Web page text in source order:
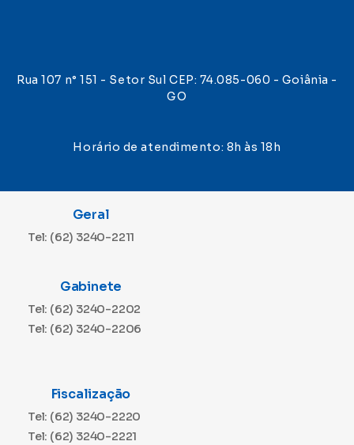
Rua 107 n° 151 - Setor Sul CEP: 74.085-060 - Goiânia -
GO
Horário de atendimento: 8h às 18h
Geral
Tel: (62) 3240-2211
Gabinete
Tel: (62) 3240-2202
Tel: (62) 3240-2206
Fiscalização
Tel: (62) 3240-2220
Tel: (62) 3240-2221